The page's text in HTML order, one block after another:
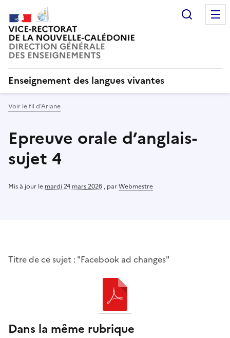
Enseignement des langues vivantes
Voir le fil d’Ariane
Epreuve orale d’anglais-
sujet 4
Mis à jour le mardi 24 mars 2026 , parWebmestre
Titre de ce sujet : "Facebook ad changes"
Dans la même rubrique